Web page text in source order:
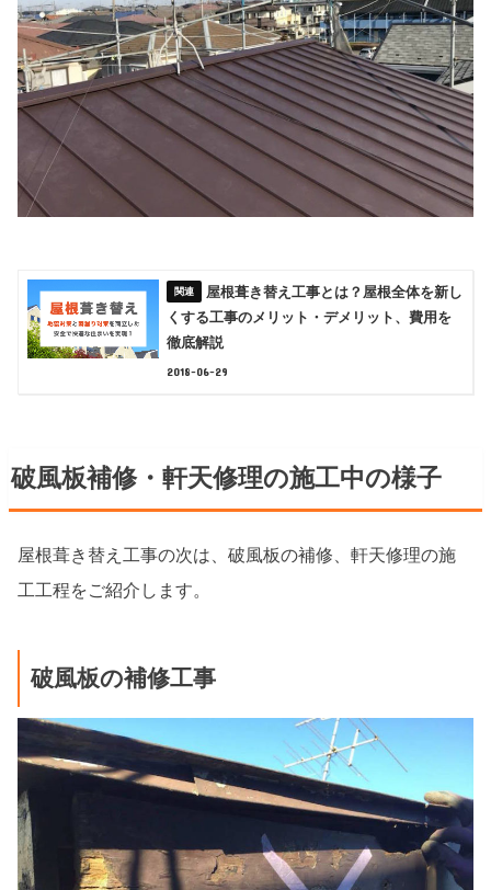
屋根葺き替え工事とは？屋根全体を新し
くする工事のメリット・デメリット、費用を
徹底解説
2018-06-29
破風板補修・軒天修理の施工中の様子
屋根葺き替え工事の次は、破風板の補修、軒天修理の施
工工程をご紹介します。
破風板の補修工事